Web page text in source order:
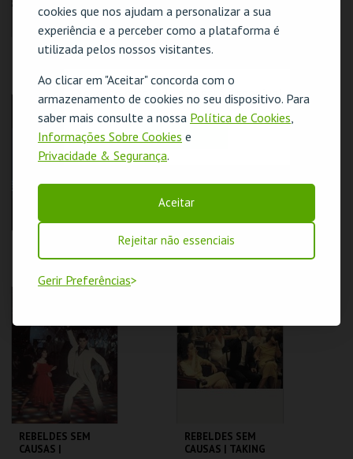
cookies que nos ajudam a personalizar a sua
experiência e a perceber como a plataforma é
utilizada pelos nossos visitantes.
Ao clicar em "Aceitar" concorda com o
armazenamento de cookies no seu dispositivo. Para
saber mais consulte a nossa Política de Cookies,
Informações Sobre Cookies e
Privacidade & Segurança.
Aceitar
Rejeitar não essenciais
Gerir Preferências
REBELDES SEM
CINEMATECA
MAIS INFO
COMPRAR
REBELDES SEM
RESTAURANT
CINEMATECA
COMPRAR
CAUSAS | FLESH
MAIS INFO
COMPRAR
REBELDES SEM
CAUSAS | THE LAST
MAIS INFO
COMPRAR
REBELDES SEM
CAUSAS |
REBELDES SEM
CAUSAS | TAKING
O evento escolhido não está disponível
OK